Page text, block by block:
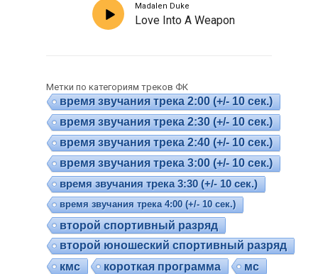
Madalen Duke
Love Into A Weapon
Метки по категориям треков ФК
время звучания трека 2:00 (+/- 10 сек.)
время звучания трека 2:30 (+/- 10 сек.)
время звучания трека 2:40 (+/- 10 сек.)
время звучания трека 3:00 (+/- 10 сек.)
время звучания трека 3:30 (+/- 10 сек.)
время звучания трека 4:00 (+/- 10 сек.)
второй спортивный разряд
второй юношеский спортивный разряд
кмс короткая программа
мс